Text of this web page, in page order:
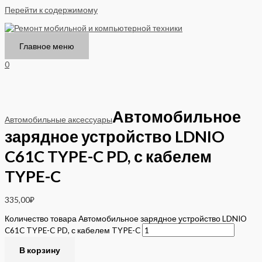
Перейти к содержимому
Главное меню
0
Автомобильные аксессуарыАвтомобильное
зарядное устройство LDNIO
C61C TYPE-C PD, с кабелем
TYPE-C
335,00₽
Количество товара Автомобильное зарядное устройство LDNIO
C61C TYPE-C PD, с кабелем TYPE-C
В корзину